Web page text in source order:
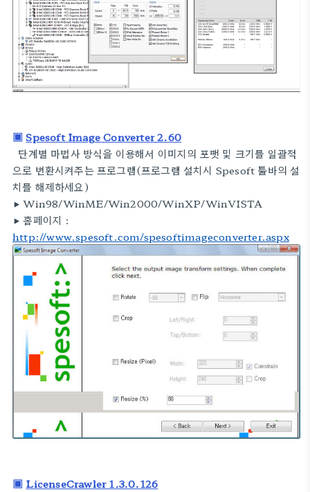
▣Spesoft Image Converter 2.60
단계별 마법사 방식을 이용해서 이미지의 포맷 및 크기를 일괄적
으로 변환시켜주는 프로그램(프로그램 설치시 Spesoft 툴바의 설
치를 해제하세요)
▶Win98/WinME/Win2000/WinXP/WinVISTA
▶ 홈페이지 :
http://www.spesoft.com/spesoftimageconverter.aspx
▣ LicenseCrawler 1.3.0.126